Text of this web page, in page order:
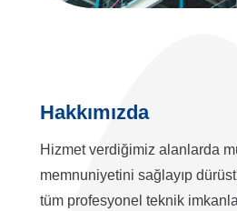
Hakkımızda
Hizmet verdiğimiz alanlarda
memnuniyetini sağlayıp
tüm profesyonel teknik